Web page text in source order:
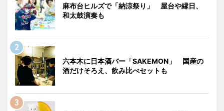
麻布台ヒルズで「納涼祭り」 屋台や縁日、
和太鼓演奏も
六本木に日本酒バー「SAKEMON」 国産の
酒だけそろえ、飲み比べセットも